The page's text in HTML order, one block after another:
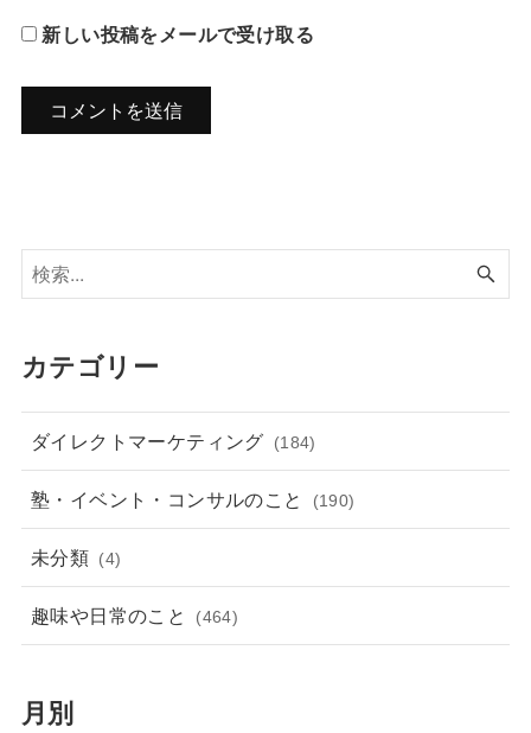
新しい投稿をメールで受け取る
カテゴリー
ダイレクトマーケティング (184)
塾・イベント・コンサルのこと (190)
未分類 (4)
趣味や日常のこと (464)
月別